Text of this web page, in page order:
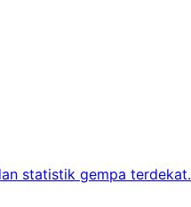
statistik gempa terdekat.